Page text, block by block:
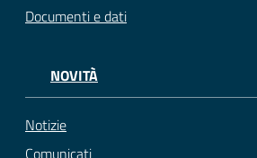
Documenti e dati
NOVITÀ
Notizie